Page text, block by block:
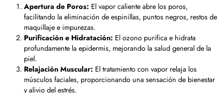
Apertura de Poros: El vapor caliente abre los poros,
facilitando la eliminación de espinillas, puntos negros, restos de
maquillaje e impurezas.
Purificación e Hidratación: El ozono purifica e hidrata
profundamente la epidermis, mejorando la salud general de la
piel.
Relajación Muscular: El tratamiento con vapor relaja los
músculos faciales, proporcionando una sensación de bienestar
y alivio del estrés.